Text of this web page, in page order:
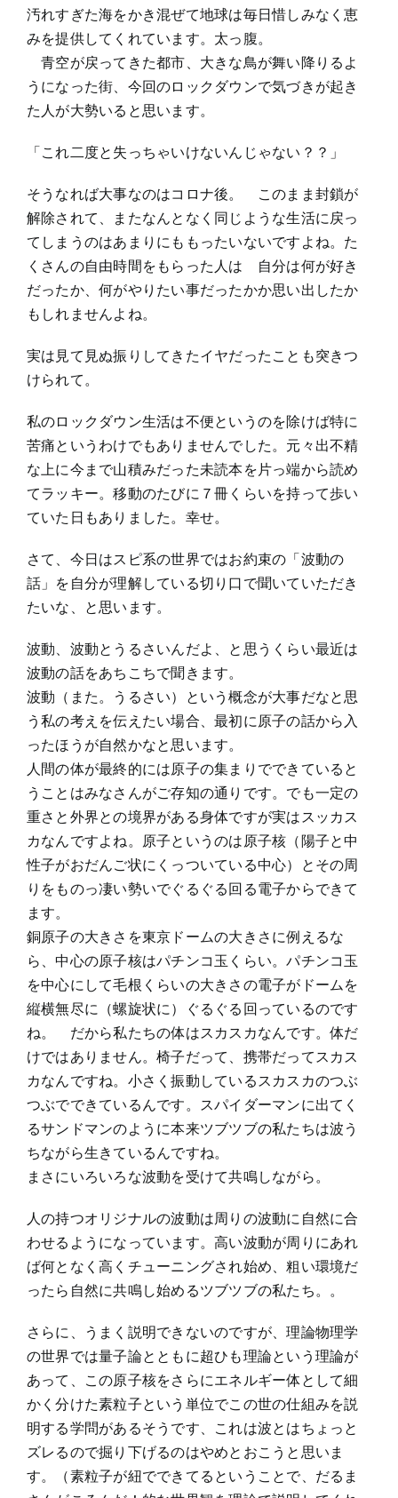
汚れすぎた海をかき混ぜて地球は毎日惜しみなく恵
みを提供してくれています。太っ腹。
青空が戻ってきた都市、大きな鳥が舞い降りるよ
うになった街、今回のロックダウンで気づきが起き
た人が大勢いると思います。
「これ二度と失っちゃいけないんじゃない？？」
そうなれば大事なのはコロナ後。 このまま封鎖が
解除されて、またなんとなく同じような生活に戻っ
てしまうのはあまりにももったいないですよね。た
くさんの自由時間をもらった人は 自分は何が好き
だったか、何がやりたい事だったかか思い出したか
もしれませんよね。
実は見て見ぬ振りしてきたイヤだったことも突きつ
けられて。
私のロックダウン生活は不便というのを除けば特に
苦痛というわけでもありませんでした。元々出不精
な上に今まで山積みだった未読本を片っ端から読め
てラッキー。移動のたびに７冊くらいを持って歩い
ていた日もありました。幸せ。
さて、今日はスピ系の世界ではお約束の「波動の
話」を自分が理解している切り口で聞いていただき
たいな、と思います。
波動、波動とうるさいんだよ、と思うくらい最近は
波動の話をあちこちで聞きます。
波動（また。うるさい）という概念が大事だなと思
う私の考えを伝えたい場合、最初に原子の話から入
ったほうが自然かなと思います。
人間の体が最終的には原子の集まりでできていると
うことはみなさんがご存知の通りです。でも一定の
重さと外界との境界がある身体ですが実はスッカス
カなんですよね。原子というのは原子核（陽子と中
性子がおだんご状にくっついている中心）とその周
りをものっ凄い勢いでぐるぐる回る電子からできて
ます。
銅原子の大きさを東京ドームの大きさに例えるな
ら、中心の原子核はパチンコ玉くらい。パチンコ玉
を中心にして毛根くらいの大きさの電子がドームを
縦横無尽に（螺旋状に）ぐるぐる回っているのです
ね。 だから私たちの体はスカスカなんです。体だ
けではありません。椅子だって、携帯だってスカス
カなんですね。小さく振動しているスカスカのつぶ
つぶでできているんです。スパイダーマンに出てく
るサンドマンのように本来ツブツブの私たちは波う
ちながら生きているんですね。
まさにいろいろな波動を受けて共鳴しながら。
人の持つオリジナルの波動は周りの波動に自然に合
わせるようになっています。高い波動が周りにあれ
ば何となく高くチューニングされ始め、粗い環境だ
ったら自然に共鳴し始めるツブツブの私たち。。
さらに、うまく説明できないのですが、理論物理学
の世界では量子論とともに超ひも理論という理論が
あって、この原子核をさらにエネルギー体として細
かく分けた素粒子という単位でこの世の仕組みを説
明する学問があるそうです、これは波とはちょっと
ズレるので掘り下げるのはやめとおこうと思いま
す。（素粒子が紐でできてるということで、だるま